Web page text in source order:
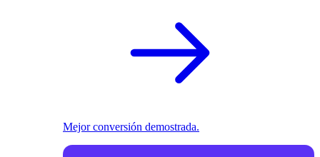
Mejor conversión demostrada.